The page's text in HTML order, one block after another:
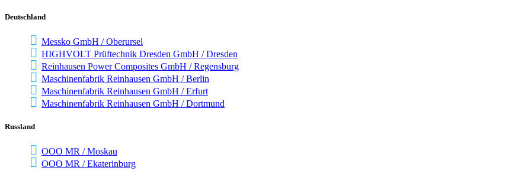
Deutsch­land
Messko GmbH / Ober­ursel
HIGHVOLT Prüf­technik Dresden GmbH / Dresden
Rein­hausen Power Compo­sites GmbH / Regens­burg
Maschi­nen­fa­brik Rein­hausen GmbH / Berlin
Maschi­nen­fa­brik Rein­hausen GmbH / Erfurt
Maschi­nen­fa­brik Rein­hausen GmbH / Dort­mund
Russ­land
OOO MR / Moskau
OOO MR / Ekate­rin­burg